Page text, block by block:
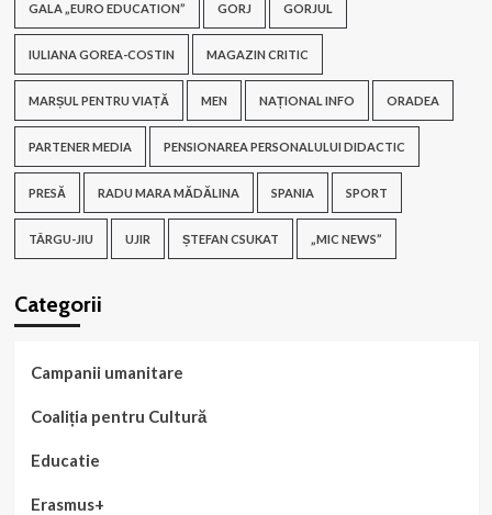
GALA „EURO EDUCATION” GORJ GORJUL
IULIANA GOREA-COSTIN MAGAZIN CRITIC
MARȘUL PENTRU VIAȚĂ MEN NAȚIONAL INFO ORADEA
PARTENER MEDIA PENSIONAREA PERSONALULUI DIDACTIC
PRESĂ RADU MARA MĂDĂLINA SPANIA SPORT
TÂRGU-JIU UJIR ȘTEFAN CSUKAT „MIC NEWS”
Categorii
Campanii umanitare
Coaliția pentru Cultură
Educatie
Erasmus+